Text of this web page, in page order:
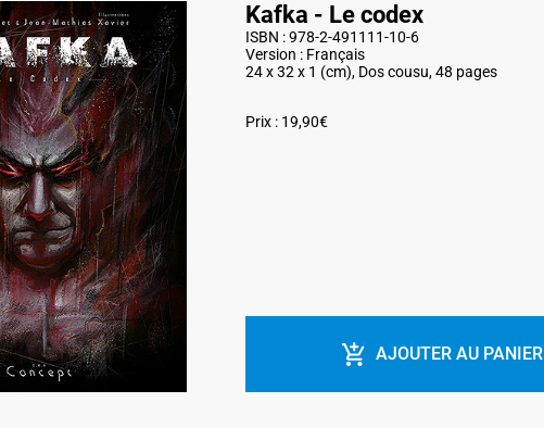
Kafka - Le codex
ISBN : 978-2-491111-10-6
Version : Français
24 x 32 x 1 (cm), Dos cousu, 48 pages
Prix : 19,90€
AJOUTER AU PANIER